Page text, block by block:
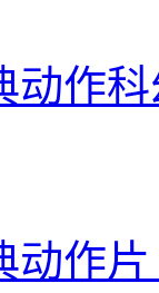
动作
动作